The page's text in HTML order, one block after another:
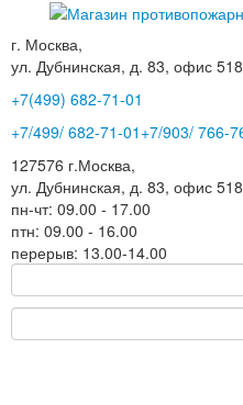
г. Москва,
ул. Дубнинская, д. 83, офис
+7(499) 682-71-01
+7/499/ 682-71-01 +7/903/ 766-
127576 г.Москва,
ул. Дубнинская, д. 83, офис 518
пн-чт: 09.00 - 17.00
птн: 09.00 - 16.00
перерыв: 13.00-14.00